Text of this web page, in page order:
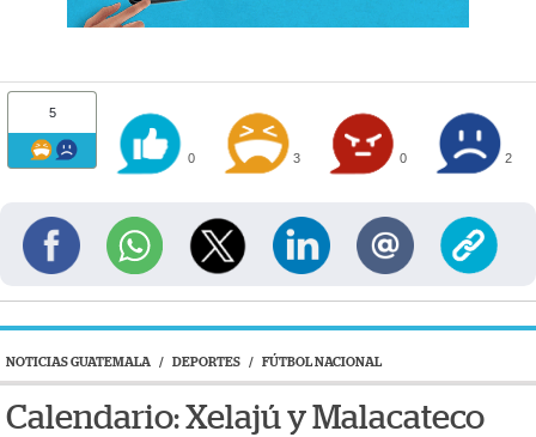
5
0 3 0 2
NOTICIAS GUATEMALA / DEPORTES / FÚTBOL NACIONAL
Calendario: Xelajú y Malacateco